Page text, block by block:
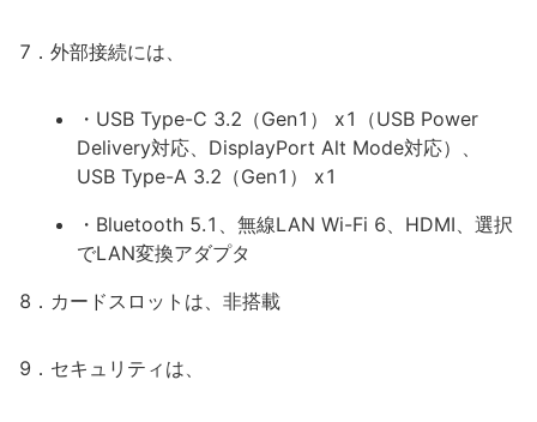
7．外部接続には、
・USB Type-C 3.2（Gen1） x1（USB Power
Delivery対応、DisplayPort Alt Mode対応）、
USB Type-A 3.2（Gen1） x1
・Bluetooth 5.1、無線LAN Wi-Fi 6、HDMI、選択
でLAN変換アダプタ
8．カードスロットは、非搭載
9．セキュリティは、